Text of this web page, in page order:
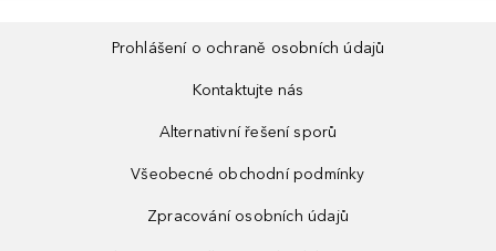
Prohlášení o ochraně osobních údajů
Kontaktujte nás
Alternativní řešení sporů
Všeobecné obchodní podmínky
Zpracování osobních údajů